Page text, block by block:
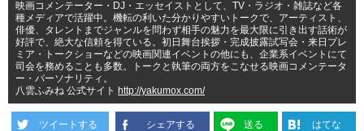
映画コメンテーター・DJ・エッセイストとして、TV・ラジオ・雑誌など各
種メディアで活躍中。機転の利いた分かりやすいトークで、アーティスト、
俳優、タレントまでジャンルを問わず相手の魅力を最大限に引き出す話術が
好評で、絶大な信頼を得ている。初日舞台挨拶・完成披露試写会・来日プレ
ミア・トークショーなどの映画関連イベントの他にも、企業系イベントにて
司会を務めることも多数。トークと執筆の両方をこなせる映画コメンテータ
ー・パーソナリティ。
八雲ふみね 公式サイト
http://yakumox.com/
ツイートする シェアする 送る はてな